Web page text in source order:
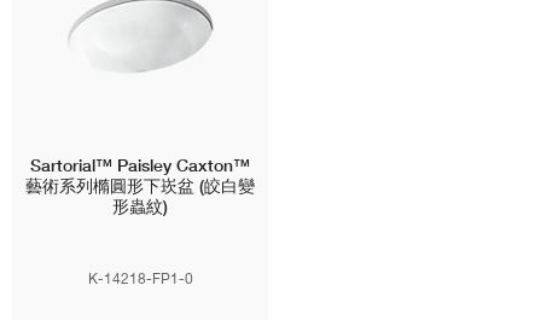
Sartorial™ Paisley Caxton™
藝術系列橢圓形下崁盆 (皎白變
形蟲紋)
K-14218-FP1-0